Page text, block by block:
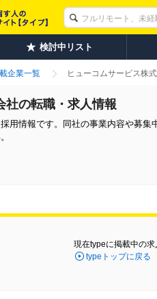
検討中リスト
企業一覧 ヒューコムサービス株
社の転職・求人情報
用情報です。同社の事業内容や募
現在typeに掲載中の求
typeトップに戻る